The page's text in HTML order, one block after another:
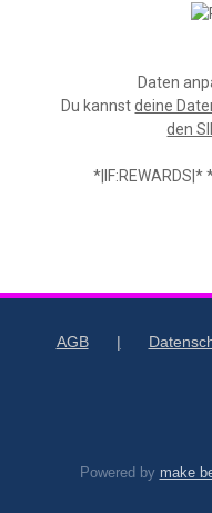
Daten
Du kannstdeine
den
*|IF:REWARDS|*
AGB
Powered by make